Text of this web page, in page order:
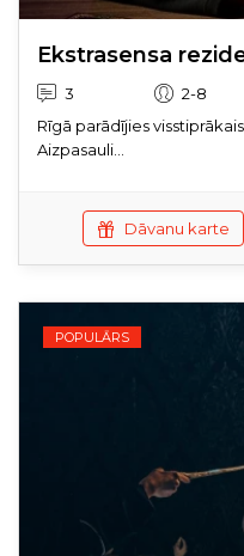
Ekstrasensa
3 2-8
Rīgā parādījies
Aizpasauli...
Dāvanu karte
POPULĀRS